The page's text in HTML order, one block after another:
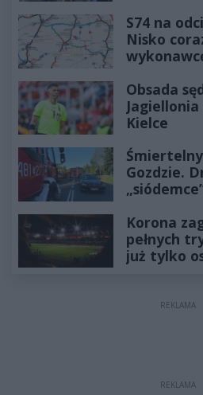
S74 na
Nisko
Obsada
Kielce
Gozdzie.
Korona
pełnych
już tylko
REKLAMA
REKLAMA